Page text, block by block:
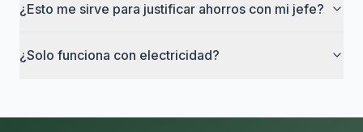
¿Esto me sirve para justificar ahorros con mi jefe?
¿Solo funciona con electricidad?